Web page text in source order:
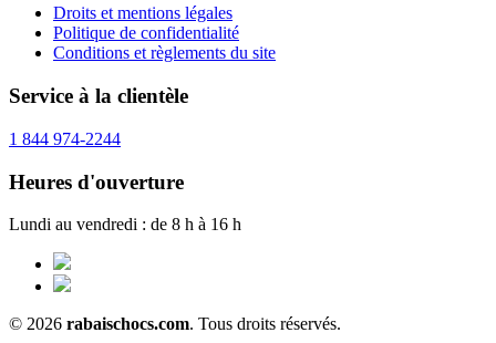
Droits et mentions légales
Politique de confidentialité
Conditions et règlements du site
Service à la clientèle
1 844 974-2244
Heures d'ouverture
Lundi au vendredi : de 8 h à 16 h
© 2026 rabaischocs.com. Tous droits réservés.